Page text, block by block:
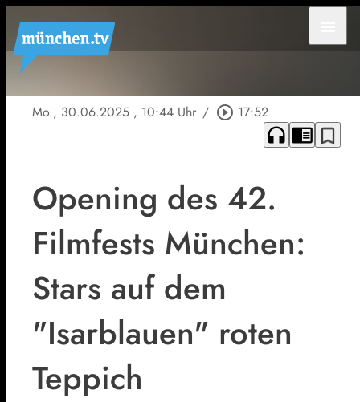
Mo., 30.06.2025 , 10:44 Uhr / play_circle_outline 17:52
headphones chrome_reader_mode bookmark_border
Opening des 42.
Filmfests München:
Stars auf dem
"Isarblauen" roten
Teppich